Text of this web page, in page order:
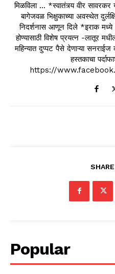
मिळविला ... *स्वातंत्र्य वीर
बागेजवळ भिक्षुकाच्या अवस्थेत
निदर्शनास आणून दिले *इराक
होण्यासाठी विशेष प्रयत्न -लातूर
महिन्यात दुप्पट पैसे देणाऱ्या
हस्तकाचा
https://
Popular